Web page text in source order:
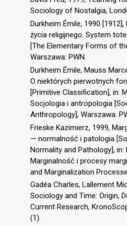
Sociology of Nostalgia,
Durkheim Émile, 1990
życia religijnego. System
[The Elementary Forms of
Warszawa: PWN.
Durkheim Émile, Mauss
O niektórych pierwotnych
[Primitive Classification], in:
Socjologia i antropologia
Anthropology], Warszawa:
Frieske Kazimierz, 1999,
— normalność i patologia
Normality and Pathology], in:
Marginalność i procesy
and Marginalization
Gadéa Charles, Lallement
Sociology and Time: Origin,
Current Research,
(1).